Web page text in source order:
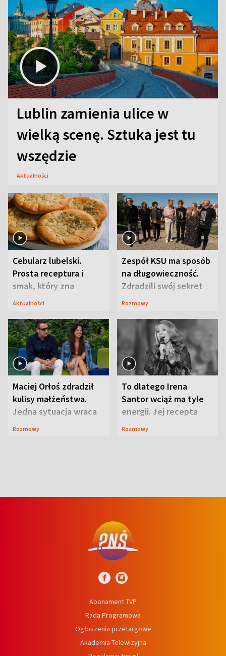
Lublin zamienia ulice w
wielką scenę. Sztuka jest tu
wszędzie
Aktualności
Cebularz lubelski.
Prosta receptura i
smak, który zna
Lubelszczyzna
Aktualności
Zespół KSU ma sposób
na długowieczność.
Zdradzili swój sekret
Rozmowy
Maciej Orłoś zdradził
kulisy małżeństwa.
Jedna sytuacja wraca
jak bumerang
Rozmowy
To dlatego Irena
Santor wciąż ma tyle
energii. Jej recepta
jest zaskakująco
Rozmowy
Abonament TVP
Rada Programowa
Ogłoszenia przetargowe
Akademia Telewizyjna